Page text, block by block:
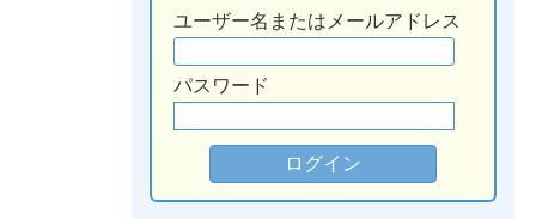
ユーザー名またはメールアドレス
パスワード